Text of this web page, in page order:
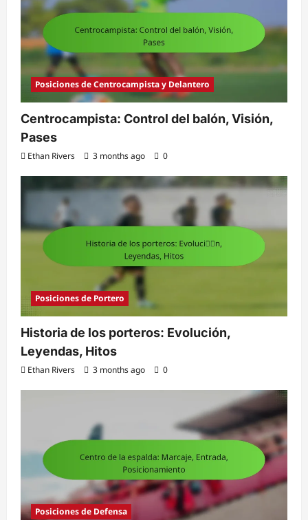
Posiciones de Centrocampista y Delantero
Centrocampista: Control del balón, Visión,
Pases
Ethan Rivers 3 months ago 0
Posiciones de Portero
Historia de los porteros: Evolución,
Leyendas, Hitos
Ethan Rivers 3 months ago 0
Posiciones de Defensa